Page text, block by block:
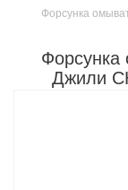
Форсунка
Форсунка
Джили